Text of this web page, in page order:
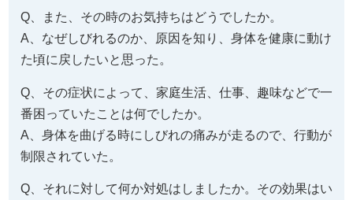
Q、また、その時のお気持ちはどうでしたか。
A、なぜしびれるのか、原因を知り、身体を健康に動け
た頃に戻したいと思った。
Q、その症状によって、家庭生活、仕事、趣味などで一
番困っていたことは何でしたか。
A、身体を曲げる時にしびれの痛みが走るので、行動が
制限されていた。
Q、それに対して何か対処はしましたか。その効果はい